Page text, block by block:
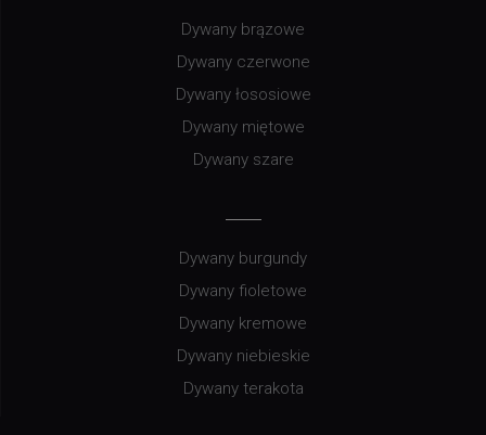
Dywany brązowe
Dywany czerwone
Dywany łososiowe
Dywany miętowe
Dywany szare
Dywany burgundy
Dywany fioletowe
Dywany kremowe
Dywany niebieskie
Dywany terakota